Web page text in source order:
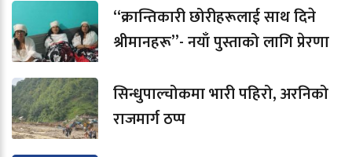
“क्रान्तिकारी छोरीहरूलाई साथ दिने
श्रीमानहरू”- नयाँ पुस्ताको लागि प्रेरणा
सिन्धुपाल्चोकमा भारी पहिरो, अरनिको
राजमार्ग ठप्प